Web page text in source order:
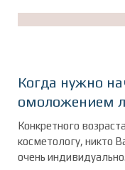
Когда нужно
омоложением
Конкретного
косметологу, никто
очень